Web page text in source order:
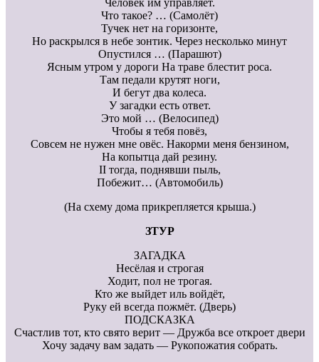
Что такое? … (Самолёт)
Тучек нет на горизонте,
Но раскрылся в небе зонтик. Через несколько минут
Опустился … (Парашют)
Ясным утром у дороги На траве блестит роса.
Там педали крутят ноги,
И бегут два колеса.
У загадки есть ответ.
Это мой … (Велосипед)
Чтобы я тебя повёз,
Совсем не нужен мне овёс. Накорми меня бензином,
На копытца дай резину.
II тогда, поднявши пыль,
Побежит… (Автомобиль)
(На схему дома прикрепляется крыша.)
ЗТУР
ЗАГАДКА
Несёлая и строгая
Ходит, пол не трогая.
Кто же выйдет иль войдёт,
Руку ей всегда пожмёт. (Дверь)
ПОДСКАЗКА
Счастлив тот, кто свято верит — Дружба все откроет двери
Хочу задачу вам задать — Рукопожатия собрать.